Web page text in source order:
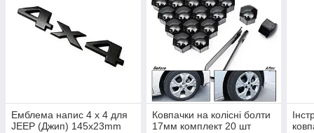
Емблема напис 4 х 4 для
JEEP (Джип) 145х23mm
Ковпачки на колісні болти
17мм комплект 20 шт